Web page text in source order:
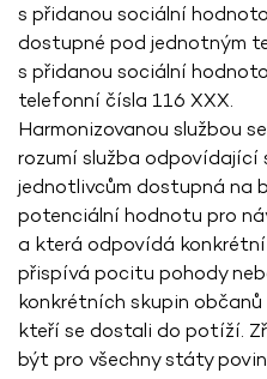
s přidanou sociální
dostupné pod jednotným
s přidanou sociální
telefonní čísla 116 XXX.
Harmonizovanou službou
rozumí služba odpovídající
jednotlivcům dostupná na
potenciální hodnotu pro
a která odpovídá
přispívá pocitu pohody
konkrétních skupin
kteří se dostali do potíží.
být pro všechny státy